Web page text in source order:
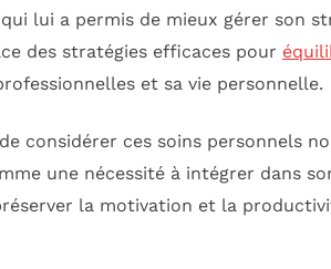
lui a permis de mieux gérer son
des stratégies efficaces pour
et sa vie personnelle.
considérer ces soins personnels
une nécessité à intégrer dans
la motivation et la